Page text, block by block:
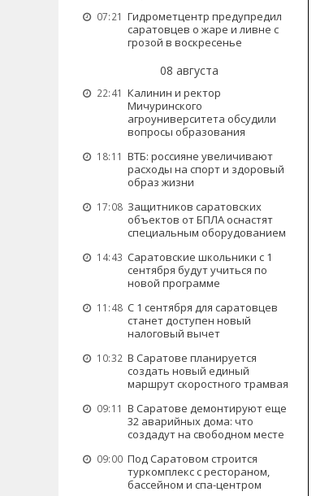
07:21 Гидрометцентр предупредил
саратовцев о жаре и ливне с
грозой в воскресенье
08 августа
22:41 Калинин и ректор
Мичуринского
агроуниверситета обсудили
вопросы образования
18:11 ВТБ: россияне увеличивают
расходы на спорт и здоровый
образ жизни
17:08 Защитников саратовских
объектов от БПЛА оснастят
специальным оборудованием
14:43 Саратовские школьники с 1
сентября будут учиться по
новой программе
11:48 С 1 сентября для саратовцев
станет доступен новый
налоговый вычет
10:32 В Саратове планируется
создать новый единый
маршрут скоростного трамвая
09:11 В Саратове демонтируют еще
32 аварийных дома: что
создадут на свободном месте
09:00 Под Саратовом строится
туркомплекс с рестораном,
бассейном и спа-центром